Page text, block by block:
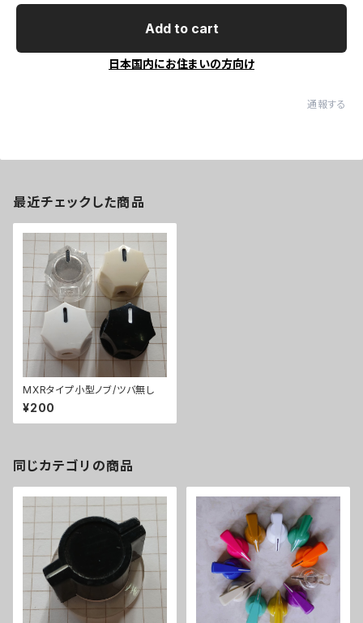
Add to cart
日本国内にお住まいの方向け
通報する
最近チェックした商品
MXRタイプ小型ノブ/ツバ無し
¥200
同じカテゴリの商品